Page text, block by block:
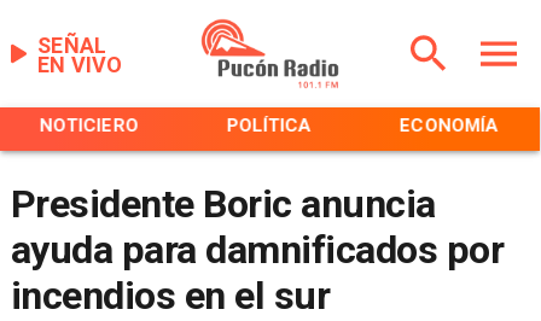
EN VIVO
SEÑAL
NOTICIERO POLÍTICA ECONOMÍA
Presidente Boric anuncia
ayuda para damnificados por
incendios en el sur